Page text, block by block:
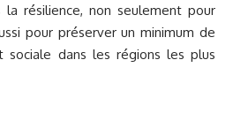
la résilience, non seulement pour
pour préserver un minimum de
sociale dans les régions les plus